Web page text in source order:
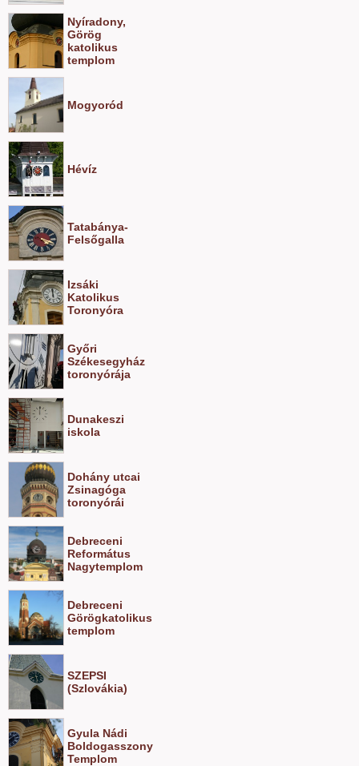
Nyíradony,
Görög
katolikus
templom
Mogyoród
Hévíz
Tatabánya-
Felsőgalla
Izsáki
Katolikus
Toronyóra
Győri
Székesegyház
toronyórája
Dunakeszi
iskola
Dohány utcai
Zsinagóga
toronyórái
Debreceni
Református
Nagytemplom
Debreceni
Görögkatolikus
templom
SZEPSI
(Szlovákia)
Gyula Nádi
Boldogasszony
Templom